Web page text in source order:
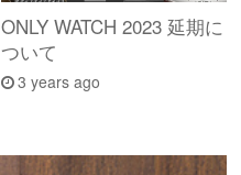
ONLY WATCH 2023 延期に
ついて
3 years ago